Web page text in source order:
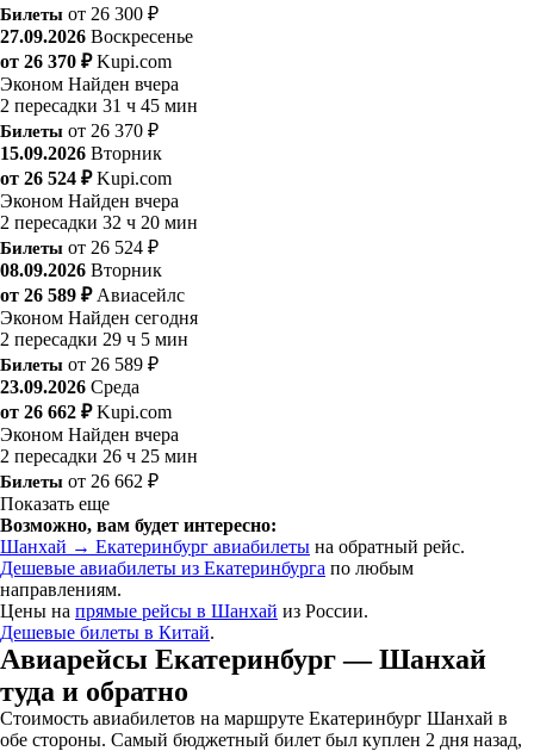
Билеты от 26 300 ₽
27.09.2026 Воскресенье
от 26 370 ₽ Kupi.com
Эконом Найден вчера
2 пересадки 31 ч 45 мин
Билеты от 26 370 ₽
15.09.2026 Вторник
от 26 524 ₽ Kupi.com
Эконом Найден вчера
2 пересадки 32 ч 20 мин
Билеты от 26 524 ₽
08.09.2026 Вторник
от 26 589 ₽ Авиасейлс
Эконом Найден сегодня
2 пересадки 29 ч 5 мин
Билеты от 26 589 ₽
23.09.2026 Среда
от 26 662 ₽ Kupi.com
Эконом Найден вчера
2 пересадки 26 ч 25 мин
Билеты от 26 662 ₽
Показать еще
Возможно, вам будет интересно:
Шанхай → Екатеринбург авиабилеты на обратный рейс.
Дешевые авиабилеты из Екатеринбурга по любым
направлениям.
Цены на прямые рейсы в Шанхай из России.
Дешевые билеты в Китай.
Авиарейсы Екатеринбург — Шанхай
туда и обратно
Стоимость авиабилетов на маршруте Екатеринбург Шанхай в
обе стороны. Самый бюджетный билет был куплен 2 дня назад,